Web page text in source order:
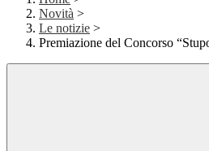
Novità >
Le notizie >
Premiazione del Concorso